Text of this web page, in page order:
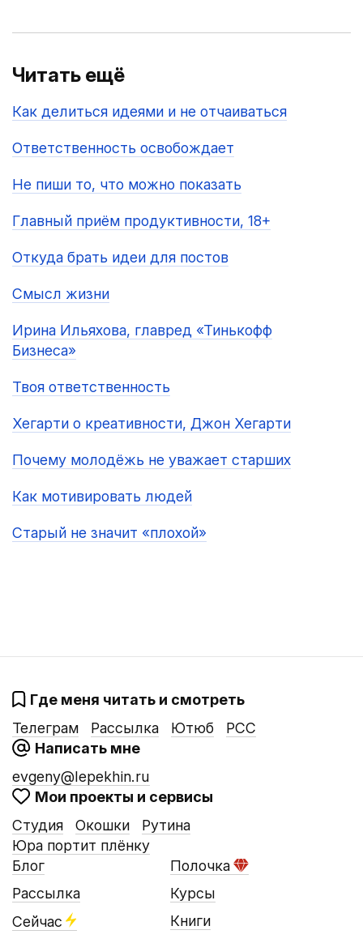
Читать ещё
Как делиться идеями и не отчаиваться
Ответственность освобождает
Не пиши то, что можно показать
Главный приём продуктивности, 18+
Откуда брать идеи для постов
Смысл жизни
Ирина Ильяхова, главред «Тинькофф
Бизнеса»
Твоя ответственность
Хегарти о креативности, Джон Хегарти
Почему молодёжь не уважает старших
Как мотивировать людей
Старый не значит «плохой»
Где меня читать и смотреть
Телеграм
Рассылка Ютюб
РСС
Написать мне
evgeny@lepekhin.ru
Мои проекты и сервисы
Студия
Окошки
Юра портит плёнку
Рутина
Блог
Рассылка
Сейчас
Полочка
Курсы
Книги